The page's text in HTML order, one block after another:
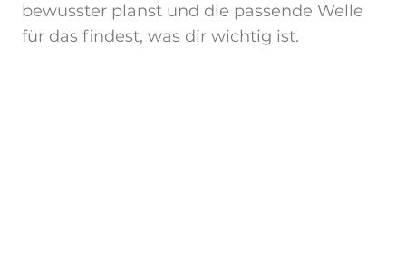
bewusster planst und die passende Welle
für das findest, was dir wichtig ist.